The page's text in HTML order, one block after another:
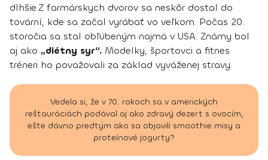
dlhšie.Z farmárskych dvorov sa neskôr dostal do
tovární, kde sa začal vyrábať vo veľkom. Počas 20.
storočia sa stal obľúbeným najmä v USA. Známy bol
aj ako „diétny syr“. Modelky, športovci a fitnes
tréneri ho považovali za základ vyváženej stravy.
Vedela si, že v 70. rokoch sa v amerických
reštauráciách podával aj ako zdravý dezert s ovocím,
ešte dávno predtým ako sa objavili smoothie misy a
proteínové jogurty?